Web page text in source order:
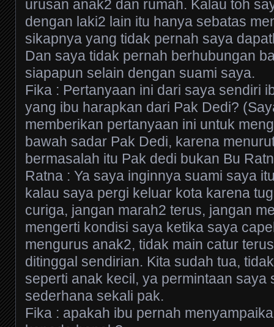
urusan anak2 dan rumah. Kalau toh
dengan laki2 lain itu hanya sebatas
sikapnya yang tidak pernah saya
Dan saya tidak pernah berhubungan
siapapun selain dengan suami saya.
Fika : Pertanyaan ini dari saya sendiri
yang ibu harapkan dari Pak Dedi?
memberikan pertanyaan ini untuk
bawah sadar Pak Dedi, karena
bermasalah itu Pak dedi bukan Bu
Ratna : Ya saya inginnya suami saya
kalau saya pergi keluar kota karena
curiga, jangan marah2 terus, jangan
mengerti kondisi saya ketika saya
mengurus anak2, tidak main catur
ditinggal sendirian. Kita sudah tua,
seperti anak kecil, ya permintaan saya
sederhana sekali pak.
Fika : apakah ibu pernah